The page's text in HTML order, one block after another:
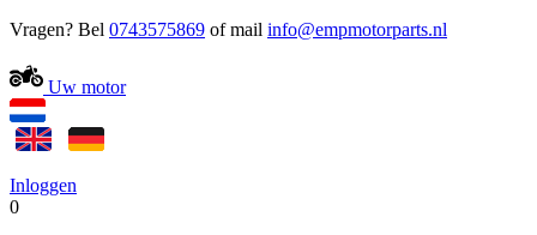
Vragen? Bel 0743575869 of mail
Uw motor
Inloggen
0